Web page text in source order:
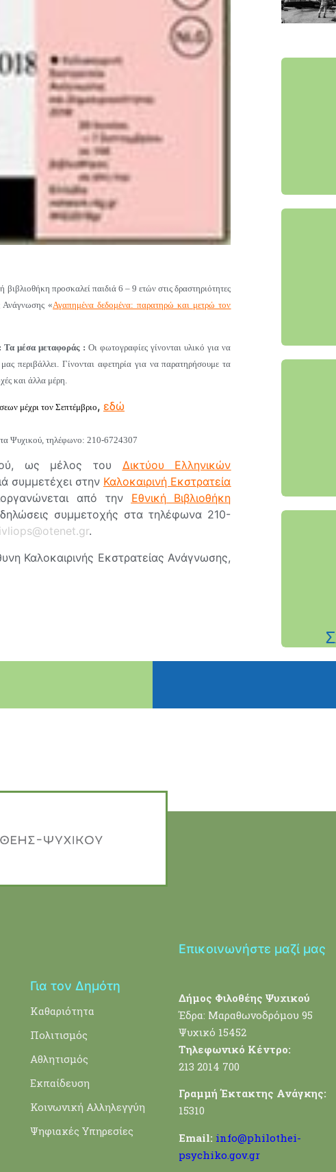
βιβλιοθήκη προσκαλεί παιδιά 6 – 9 ετών στις δραστηριότητες
Ανάγνωσης«Αγαπημένα δεδομένα: παρατηρώ και μετρώ τον
μέσα μεταφοράς : Οι φωτογραφίες γίνονται υλικό για να
περιβάλλει. Γίνονται αφετηρία για να παρατηρήσουμε τα
και άλλα μέρη.
μέχρι τον Σεπτέμβριο, εδώ
Ψυχικού, τηλέφωνο: 210-6724307
ως μέλος του Δικτύου Ελληνικών
συμμετέχει στην Καλοκαιρινή Εκστρατεία
από την Εθνική Βιβλιοθήκη
συμμετοχής στα τηλέφωνα 210-
.
Καλοκαιρινής Εκστρατείας Ανάγνωσης,
Για τον Δημότη
Καθαριότητα
Πολιτισμός
Αθλητισμός
Εκπαίδευση
Κοινωνική Αλληλεγγύη
Ψηφιακές Υπηρεσίες
Επικοινωνήστε μαζί μας
Δήμος Φιλοθέης Ψυχικού
Έδρα: Μαραθωνοδρόμου 95
Ψυχικό 15452
Τηλεφωνικό Κέντρο:
213 2014 700
Γραμμή Έκτακτης Ανάγκης:
15310
Email: info@philothei-
psychiko.gov.gr